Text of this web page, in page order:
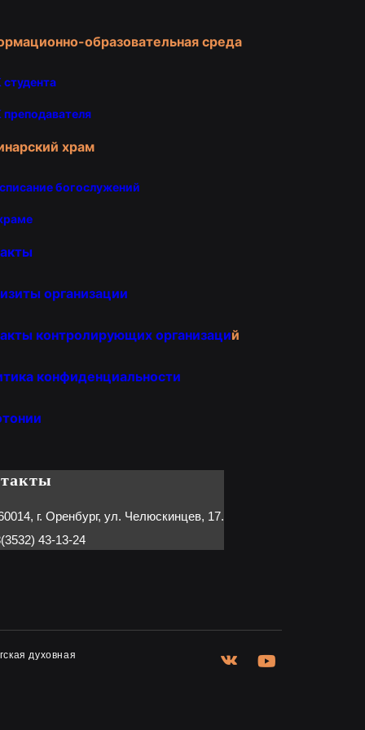
образовательная среда
храм
богослужений
организации
контролирующих организаций
конфиденциальности
г. Оренбург, ул. Челюскинцев, 17.
43-13-24
духовная